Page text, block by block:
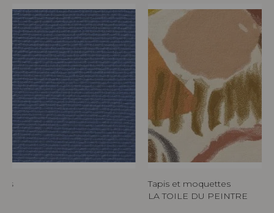
Tapis et moquettes
LA TOILE DU PEINTRE